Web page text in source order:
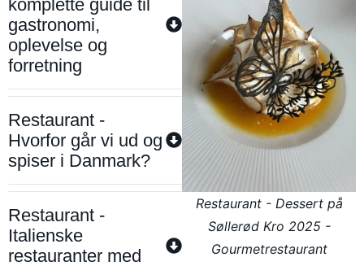
komplette guide til
gastronomi,
oplevelse og
forretning
Restaurant -
Hvorfor går vi ud og
spiser i Danmark?
Restaurant -
Italienske
restauranter med
Restaurant - Dessert på
Søllerød Kro 2025 -
Gourmetrestaurant